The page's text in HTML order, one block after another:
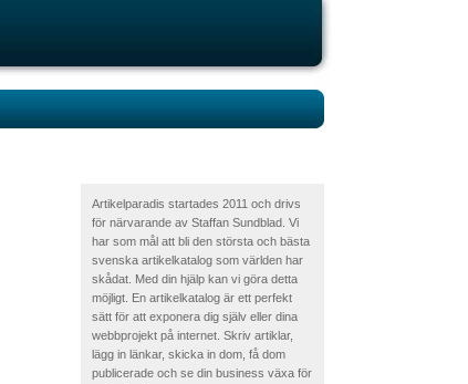
Artikelparadis startades 2011 och drivs
för närvarande av Staffan Sundblad. Vi
har som mål att bli den största och bästa
svenska artikelkatalog som världen har
skådat. Med din hjälp kan vi göra detta
möjligt. En artikelkatalog är ett perfekt
sätt för att exponera dig själv eller dina
webbprojekt på internet. Skriv artiklar,
lägg in länkar, skicka in dom, få dom
publicerade och se din business växa för